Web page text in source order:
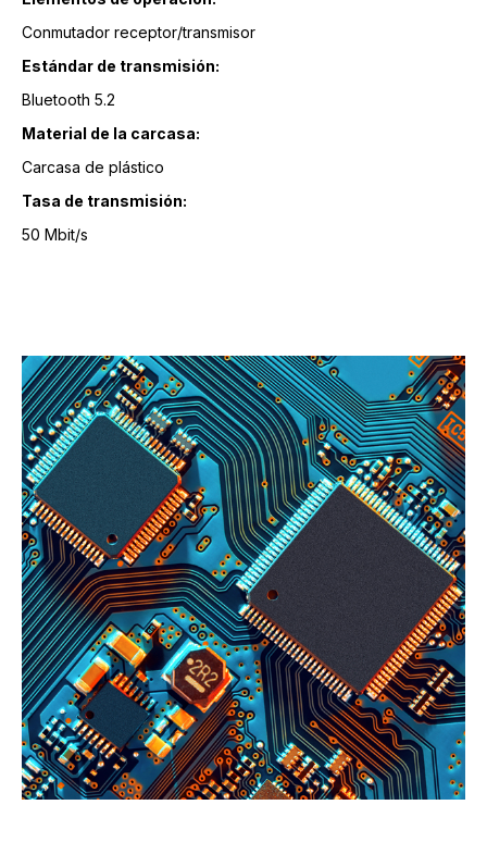
Conmutador receptor/transmisor
Estándar de transmisión:
Bluetooth 5.2
Material de la carcasa:
Carcasa de plástico
Tasa de transmisión:
50 Mbit/s